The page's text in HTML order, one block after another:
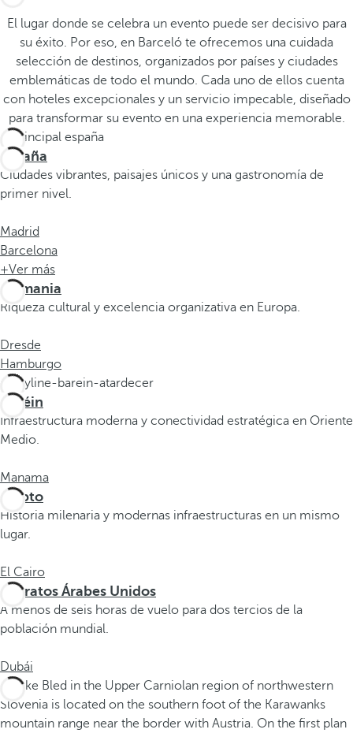
b
a
e
n
t
a
a
e
m
e
r
e
n
e
y
e
f
o
c
o
e
m
u
e
e
a
l
a
El lugar donde se celebra un evento puede ser decisivo para
su éxito. Por eso, en Barceló te ofrecemos una cuidada
selección de destinos, organizados por países y ciudades
emblemáticas de todo el mundo. Cada uno de ellos cuenta
con hoteles excepcionales y un servicio impecable, diseñado
para transformar su evento en una experiencia memorable.
España
Ciudades vibrantes, paisajes únicos y una gastronomía de
primer nivel.
Madrid
Barcelona
+Ver más
Alemania
Riqueza cultural y excelencia organizativa en Europa.
Dresde
Hamburgo
Baréin
Infraestructura moderna y conectividad estratégica en Oriente
Medio.
Manama
Egipto
Historia milenaria y modernas infraestructuras en un mismo
lugar.
El Cairo
Emiratos Árabes Unidos
A menos de seis horas de vuelo para dos tercios de la
población mundial.
Dubái